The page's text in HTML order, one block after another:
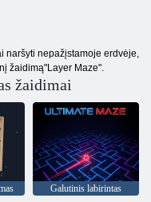
nepažįstamoje erdvėje,
žaidimą"Layer Maze".
žaidimai
Galutinis labirintas